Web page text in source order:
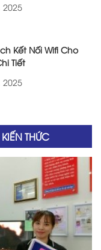
2025
Kết Nối Wifi Cho
Tiết
2025
THỨC